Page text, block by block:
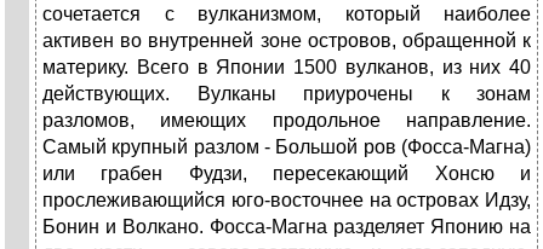
сочетается с вулканизмом, который наиболее
активен во внутренней зоне островов, обращенной к
материку. Всего в Японии 1500 вулканов, из них 40
действующих. Вулканы приурочены к зонам
разломов, имеющих продольное направление.
Самый крупный разлом - Большой ров (Фосса-Магна)
или грабен Фудзи, пересекающий Хонсю и
прослеживающийся юго-восточнее на островах Идзу,
Бонин и Волкано. Фосса-Магна разделяет Японию на